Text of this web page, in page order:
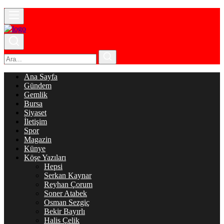
Ana Sayfa
Gündem
Gemlik
Bursa
Siyaset
İletişim
Spor
Magazin
Künye
Köşe Yazıları
Hepsi
Serkan Kaynar
Reyhan Çorum
Soner Atabek
Osman Sezgiç
Bekir Bayırlı
Halis Çelik